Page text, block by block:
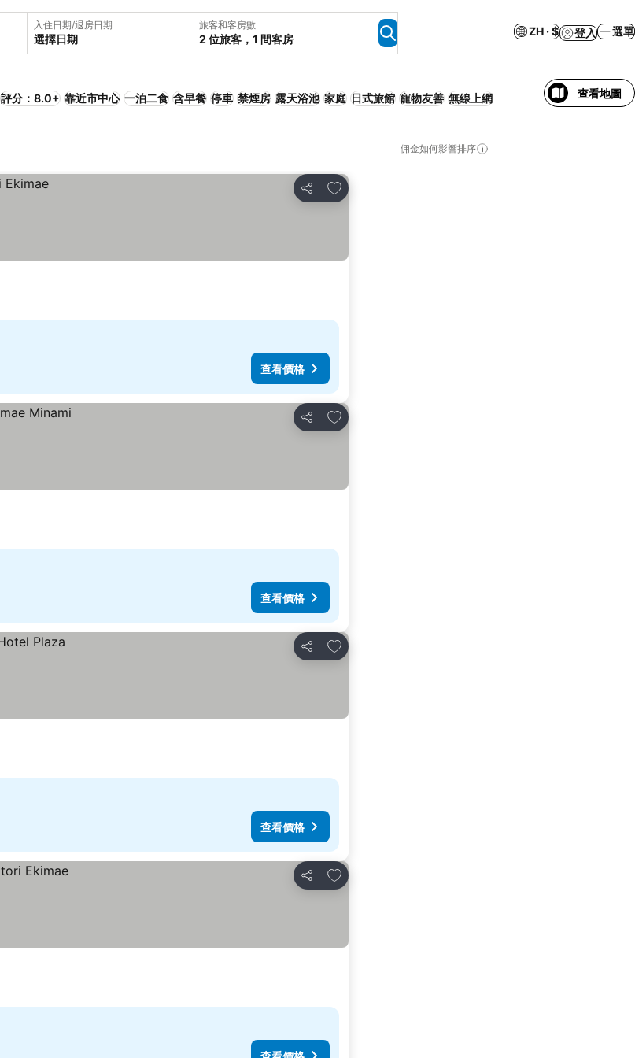
入住日期/退房日期
選擇日期
旅客和客房數
2 位旅客，1 間客房
ZH · $ 登入 選單
評分：8.0+ 靠近市中心 一泊二食 含早餐 停車 禁煙房 露天浴池 家庭 日式旅館 寵物友善 無線上網 查看地圖
佣金如何影響排序
分享
加入我的最愛
查看價格
分享
加入我的最愛
查看價格
分享
加入我的最愛
查看價格
分享
加入我的最愛